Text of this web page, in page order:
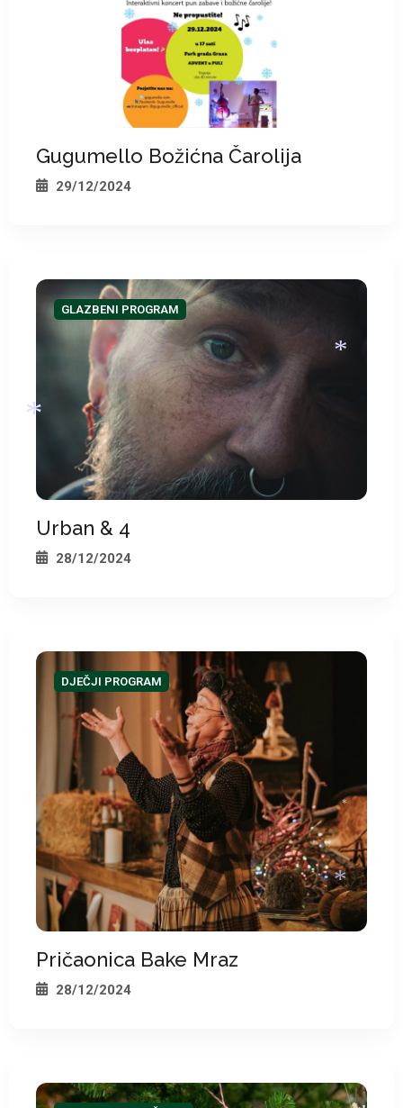
Gugumello Božićna Čarolija
29/12/2024
GLAZBENI PROGRAM
Urban & 4
28/12/2024
DJEČJI PROGRAM
Pričaonica Bake Mraz
28/12/2024
*
*